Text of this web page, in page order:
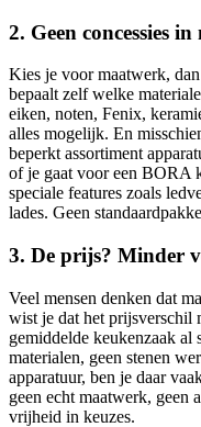
2. Geen concessies
Kies je voor maatwerk,
bepaalt zelf welke
eiken, noten, Fenix,
alles mogelijk. En
beperkt assortiment
of je gaat voor een BORA
speciale features zoals
lades. Geen
3. De prijs? Minder
Veel mensen denken dat
wist je dat het prijsverschil
gemiddelde keukenzaak al
materialen, geen stenen
apparatuur, ben je daar
geen echt maatwerk,
vrijheid in keuzes.